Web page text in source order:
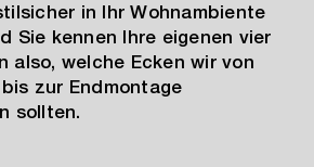
in Ihr Wohnambiente
Sie kennen Ihre eigenen vier
also, welche Ecken wir von
zur Endmontage
sollten.